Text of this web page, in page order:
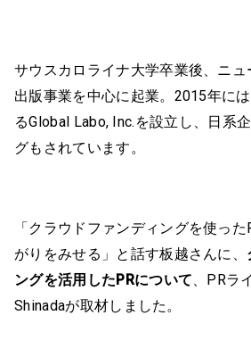
サウスカロライナ大学卒業後、ニ
出版事業を中心に起業。2015年に
るGlobal Labo, Inc.を設立し、日系
グもされています。
「クラウドファンディングを使っ
がりをみせる」と話す板越さんに、
ングを活用したPRについて、PRラ
Shinadaが取材しました。